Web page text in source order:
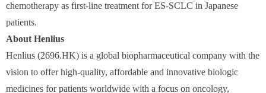
chemotherapy as first-line treatment for ES-SCLC in Japanese
patients.
About Henlius
Henlius (2696.HK) is a global biopharmaceutical company with the
vision to offer high-quality, affordable and innovative biologic
medicines for patients worldwide with a focus on oncology,